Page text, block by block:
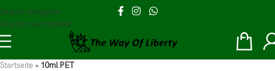
Skip to navigation
Skip to main content
Startseite » 10ml PET